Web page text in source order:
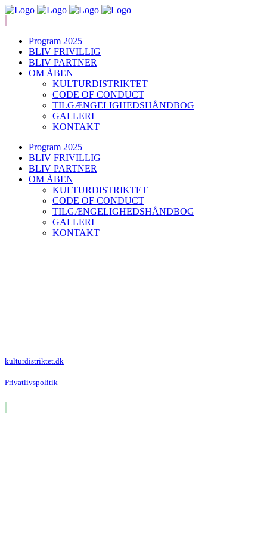
Program 2025
BLIV FRIVILLIG
BLIV PARTNER
OM ÅBEN
KULTURDISTRIKTET
CODE OF CONDUCT
TILGÆNGELIGHEDSHÅNDBOG
GALLERI
KONTAKT
Program 2025
BLIV FRIVILLIG
BLIV PARTNER
OM ÅBEN
KULTURDISTRIKTET
CODE OF CONDUCT
TILGÆNGELIGHEDSHÅNDBOG
GALLERI
KONTAKT
kulturdistriktet.dk
Privatlivspolitik